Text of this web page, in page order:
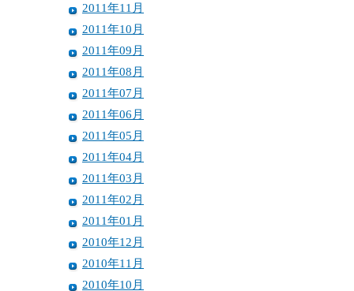
2011年11月
2011年10月
2011年09月
2011年08月
2011年07月
2011年06月
2011年05月
2011年04月
2011年03月
2011年02月
2011年01月
2010年12月
2010年11月
2010年10月